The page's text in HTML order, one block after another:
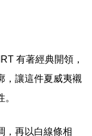
有著經典開領，
，讓這件夏威夷襯
，再以白線條相